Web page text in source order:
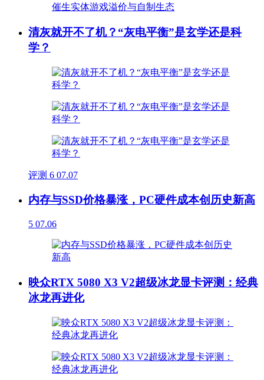
清灰就开不了机？“灰电平衡”是玄学还是科
学？
评测 6 07.07
内存与SSD价格暴涨，PC硬件成本创历史新高
5 07.06
映众RTX 5080 X3 V2超级冰龙显卡评测：经典
冰龙再进化